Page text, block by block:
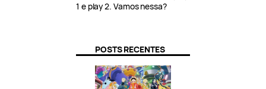
1 e play 2. Vamos nessa?
POSTS RECENTES